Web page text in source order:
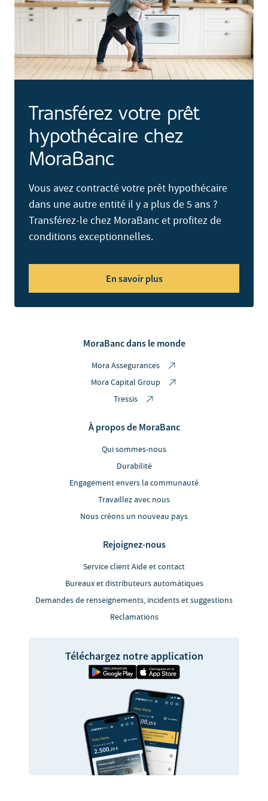
Transférez votre prêt
hypothécaire chez
MoraBanc
Vous avez contracté votre prêt hypothécaire
dans une autre entité il y a plus de 5 ans ?
Transférez-le chez MoraBanc et profitez de
conditions exceptionnelles.
En savoir plus
MoraBanc dans le monde
Mora Assegurances
Mora Capital Group
Tressis
À propos de MoraBanc
Qui sommes-nous
Durabilité
Engagement envers la communauté
Travaillez avec nous
Nous créons un nouveau pays
Rejoignez-nous
Service client Aide et contact
Bureaux et distributeurs automàtiques
Demandes de renseignements, incidents et suggestions
Reclamations
Téléchargez notre application